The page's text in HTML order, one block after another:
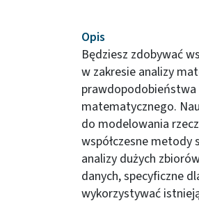
Opis
Będziesz zdobywać
w zakresie analizy
matematycznego.
do modelowania
współczesne
analizy dużych
danych, specyficzne
wykorzystywać